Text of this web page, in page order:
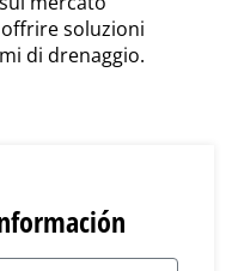
soluzioni
di drenaggio.